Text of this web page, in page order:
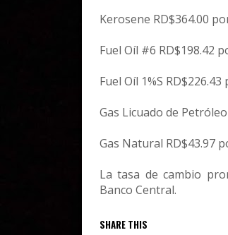
Kerosene RD$364.00
Fuel Oíl #6 RD$198.42
Fuel Oíl 1%S
Gas Licuado de
Gas Natural RD$43.97
La tasa de cambio
Banco Central.
SHARE THIS